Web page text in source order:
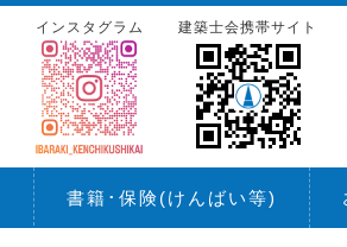
建築士会携帯サイト
インスタグラム
書籍･保険(けんばい等)